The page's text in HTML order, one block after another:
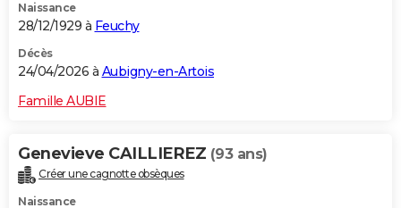
Naissance
28/12/1929 à Feuchy
Décès
24/04/2026 à Aubigny-en-Artois
Famille AUBIE
Genevieve CAILLIEREZ (93 ans)
Créer une cagnotte obsèques
Naissance